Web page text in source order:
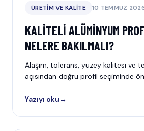
ÜRETIM VE KALITE 10 TEMMUZ
KALITELI ALÜMINYUM
NELERE BAKILMALI?
Alaşım, tolerans, yüzey kalitesi ve
açısından doğru profil seçiminde
Yazıyı oku→